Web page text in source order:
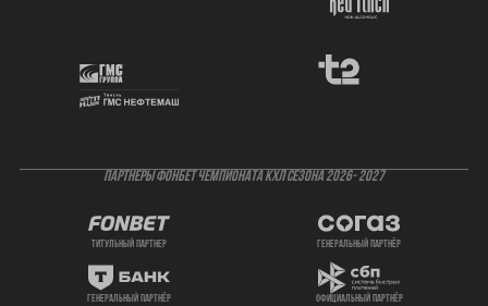
ПАРТНЕРЫ ФОНБЕТ ЧЕМПИОНАТА КХЛ СЕЗОНА 2026- 2027
титульный партнер генеральный партнёр
генеральный партнёр официальный партнёр